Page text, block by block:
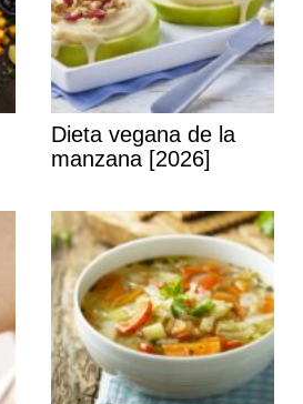
Dieta vegana de la
manzana [2026]